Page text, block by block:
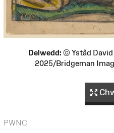
Delwedd: © Ystâd David
2025/Bridgeman
PWNC